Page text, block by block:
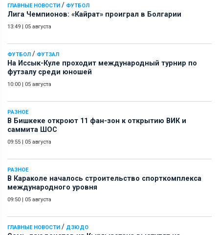
ГЛАВНЫЕ НОВОСТИ / ФУТБОЛ
Лига Чемпионов: «Кайрат» проиграл в Болгарии
13:49 | 05 августа
ФУТБОЛ / ФУТЗАЛ
На Иссык-Куле проходит международный турнир по
футзалу среди юношей
10:00 | 05 августа
РАЗНОЕ
В Бишкеке откроют 11 фан-зон к открытию ВИК и
саммита ШОС
09:55 | 05 августа
РАЗНОЕ
В Караколе началось строительство спорткомплекса
международного уровня
09:50 | 05 августа
ГЛАВНЫЕ НОВОСТИ / ДЗЮДО